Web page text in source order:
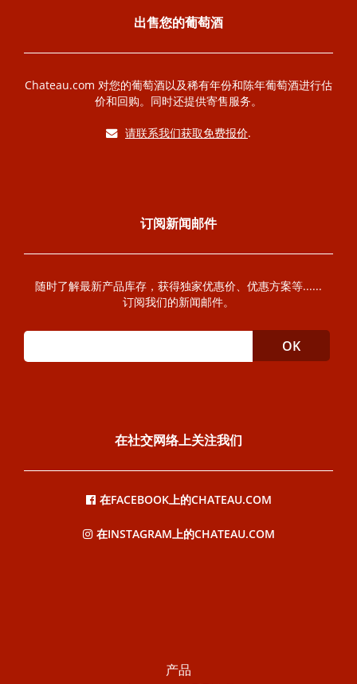
出售您的葡萄酒
Chateau.com 对您的葡萄酒以及稀有年份和陈年葡萄酒进行估
价和回购。同时还提供寄售服务。
请联系我们获取免费报价.
订阅新闻邮件
随时了解最新产品库存，获得独家优惠价、优惠方案等......
订阅我们的新闻邮件。
在社交网络上关注我们
在FACEBOOK上的CHATEAU.COM
在INSTAGRAM上的CHATEAU.COM
产品